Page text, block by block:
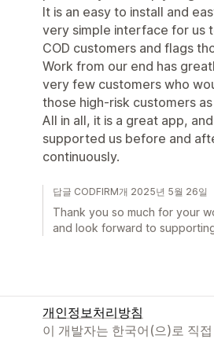
It is an easy to install and
very simple interface for us
COD customers and flags
Work from our end has
very few customers who
those high-risk customers
All in all, it is a great app,
supported us before and
continuously.
답글 CODFIRM개 2025년 5월 26일
Thank you so much for your
and look forward to
개인정보처리방침
이 개발자는 한국어(으)로 직